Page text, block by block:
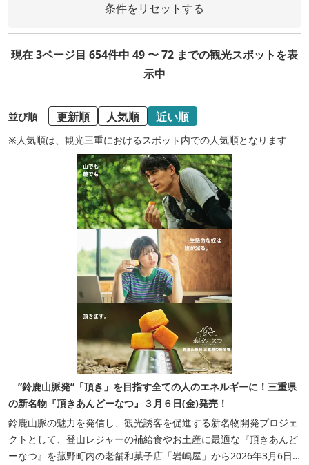
条件をリセットする
現在 3ページ目 654件中 49 〜 72 までの観光スポットを表
示中
並び順 更新順 人気順 近い順
※人気順は、観光三重におけるスポット内での人気順となります
”鈴鹿山脈発”「頂き」を目指す全ての人のエネルギーに！三重県
の新名物『頂きあんどーなつ』３月６日(金)発売！
鈴鹿山脈の魅力を発信し、観光誘客を促進する新名物開発プロジェ
クトとして、登山レジャーの補給食やお土産に最適な『頂きあんど
ーなつ』を菰野町内の老舗和菓子店「岩嶋屋」から2026年3月6日